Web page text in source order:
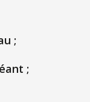
;
;